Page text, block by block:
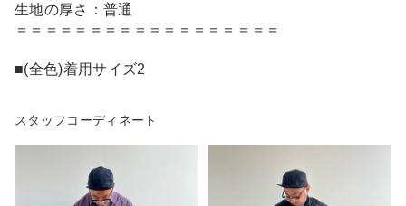
生地の厚さ：普通
＝＝＝＝＝＝＝＝＝＝＝＝＝＝＝＝＝＝
■(全色)着用サイズ2
スタッフコーディネート